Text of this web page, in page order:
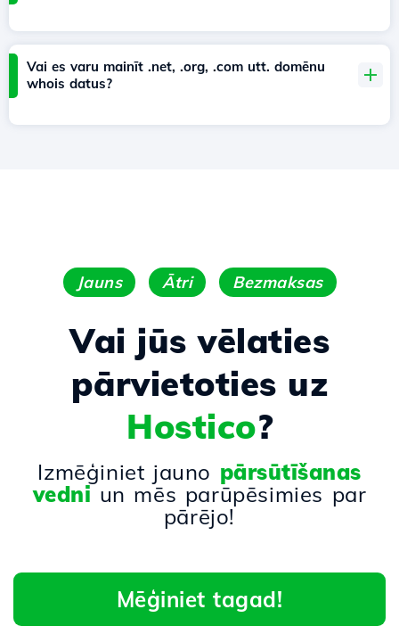
Vai es varu mainīt .net, .org, .com utt. domēnu
whois datus?
Jauns Ātri Bezmaksas
Vai jūs vēlaties
pārvietoties uz
Hostico?
Izmēģiniet jauno pārsūtīšanas
vedni un mēs parūpēsimies par
pārējo!
Mēģiniet tagad!